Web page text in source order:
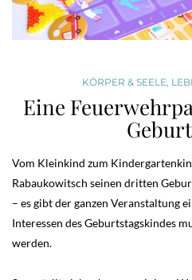
KÖRPER & SEELE,
Eine
Vom Kleinkind zum
Rabaukowitsch seinen dritten
– es gibt der ganzen Veranstaltung
Interessen des Geburtstagskindes
werden.